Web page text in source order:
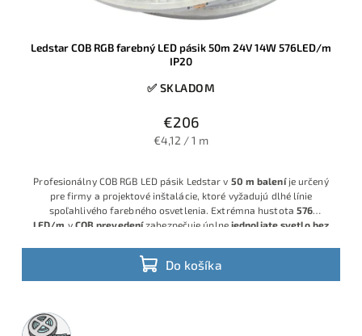
Ledstar COB RGB farebný LED pásik 50m 24V 14W 576LED/m
IP20
✅ SKLADOM
€206
€4,12 / 1 m
Do košíka
Profesionálny COB RGB LED pásik Ledstar v 50 m baleníje určený
pre firmy a projektové inštalácie, ktoré vyžadujú dlhé línie
spoľahlivého farebného osvetlenia. Extrémna hustota 576
LED/m v COB prevedenízabezpečuje úplne jednoliate svetlo bez
robí z pásika ideálny model pre náročné realizácie.
50m